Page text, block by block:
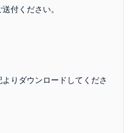
付ください。
よりダウンロードしてくださ